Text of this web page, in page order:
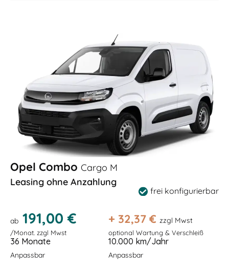
Opel Combo Cargo M
Leasing ohne Anzahlung
frei konfigurierbar
ab 191,00 €
/Monat. zzgl Mwst
+ 32,37€ zzgl Mwst
optional Wartung & Verschleiß
36 Monate
Anpassbar
10.000 km/Jahr
Anpassbar